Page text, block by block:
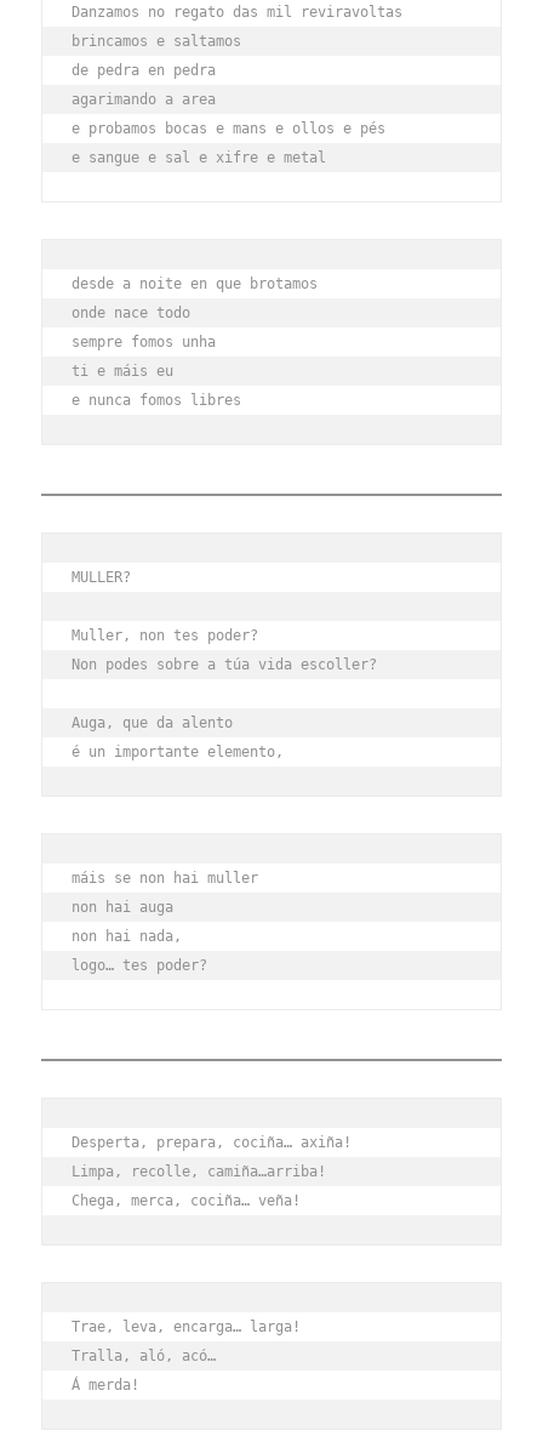
Danzamos no regato das mil reviravoltas
brincamos e saltamos
de pedra en pedra
agarimando a area
e probamos bocas e mans e ollos e pés
e sangue e sal e xifre e metal
desde a noite en que brotamos
onde nace todo
sempre fomos unha
ti e máis eu
e nunca fomos libres
MULLER?
Muller, non tes poder?
Non podes sobre a túa vida escoller?
Auga, que da alento
é un importante elemento,
máis se non hai muller
non hai auga
non hai nada,
logo… tes poder?
Desperta, prepara, cociña… axiña!
Limpa, recolle, camiña…arriba!
Chega, merca, cociña… veña!
Trae, leva, encarga… larga!
Tralla, aló, acó…
Á merda!